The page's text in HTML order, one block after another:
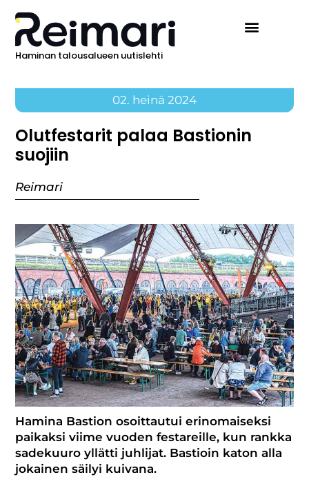
Haminan talousalueen uutislehti
02. heinä 2024
Olutfestarit palaa Bastionin
suojiin
Reimari
Hamina Bastion osoittautui erinomaiseksi
paikaksi viime vuoden festareille, kun rankka
sadekuuro yllätti juhlijat. Bastioin katon alla
jokainen säilyi kuivana.